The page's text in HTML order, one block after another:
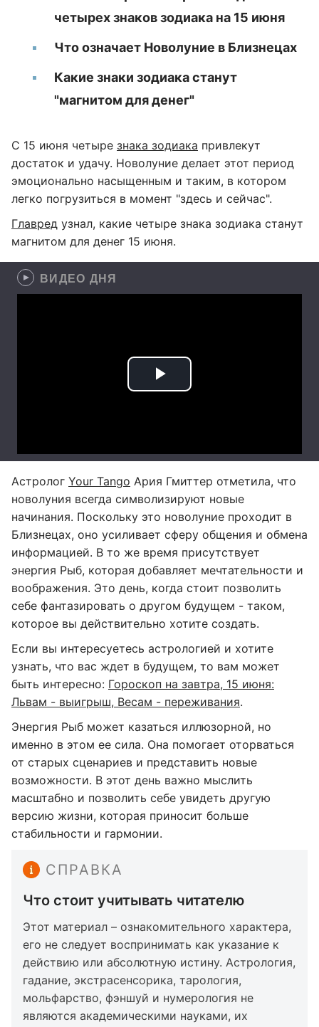
четырех знаков зодиака на 15 июня
Что означает Новолуние в Близнецах
Какие знаки зодиака станут
"магнитом для денег"
С 15 июня четыре знака зодиака привлекут
достаток и удачу. Новолуние делает этот период
эмоционально насыщенным и таким, в котором
легко погрузиться в момент "здесь и сейчас".
Главред узнал, какие четыре знака зодиака станут
магнитом для денег 15 июня.
ВИДЕО ДНЯ
Астролог Your Tango Ария Гмиттер отметила, что
новолуния всегда символизируют новые
начинания. Поскольку это новолуние проходит в
Близнецах, оно усиливает сферу общения и обмена
информацией. В то же время присутствует
энергия Рыб, которая добавляет мечтательности и
воображения. Это день, когда стоит позволить
себе фантазировать о другом будущем - таком,
которое вы действительно хотите создать.
Если вы интересуетесь астрологией и хотите
узнать, что вас ждет в будущем, то вам может
быть интересно: Гороскоп на завтра, 15 июня:
Львам - выигрыш, Весам - переживания.
Энергия Рыб может казаться иллюзорной, но
именно в этом ее сила. Она помогает оторваться
от старых сценариев и представить новые
возможности. В этот день важно мыслить
масштабно и позволить себе увидеть другую
версию жизни, которая приносит больше
стабильности и гармонии.
СПРАВКА
Что стоит учитывать читателю
Этот материал – ознакомительного характера,
его не следует воспринимать как указание к
действию или абсолютную истину. Астрология,
гадание, экстрасенсорика, тарология,
мольфарство, фэншуй и нумерология не
являются академическими науками, их